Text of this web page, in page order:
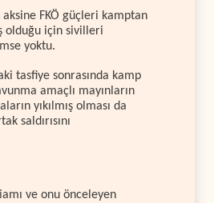
FKÖ güçleri kamptan
olduğu için sivilleri
yoktu.
tasfiye sonrasında kamp
amaçlı mayınların
yıkılmış olması da
saldırısını
ve onu önceleyen